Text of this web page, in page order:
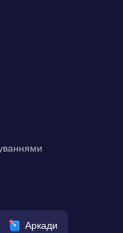
Аркади